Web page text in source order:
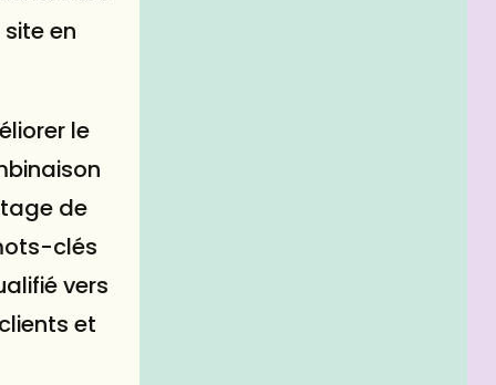
en
le
de
clés
vers
et